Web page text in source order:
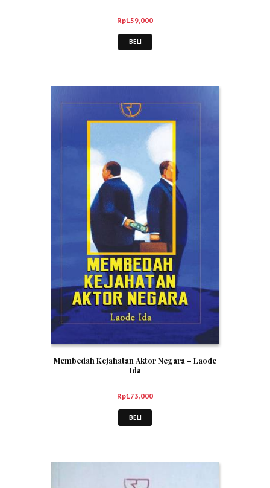
Rp159,000
BELI
Membedah Kejahatan Aktor Negara – Laode
Ida
Rp173,000
BELI